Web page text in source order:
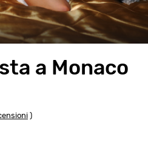
a Monaco
)